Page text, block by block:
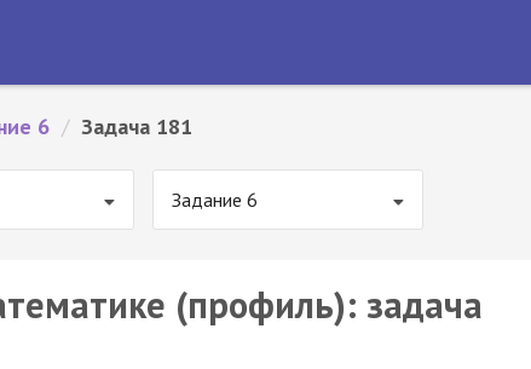
6 / Задача 181
Задание 6
(профиль): задача